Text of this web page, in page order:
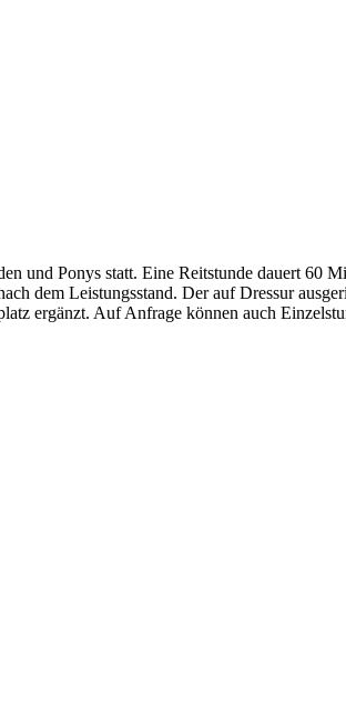
und Ponys statt. Eine Reitstunde dauert 60
dem Leistungsstand. Der auf Dressur
ergänzt. Auf Anfrage können auch